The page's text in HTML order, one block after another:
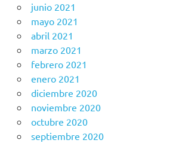
junio 2021
mayo 2021
abril 2021
marzo 2021
febrero 2021
enero 2021
diciembre 2020
noviembre 2020
octubre 2020
septiembre 2020